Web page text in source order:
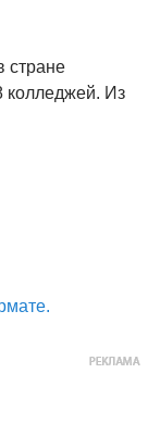
стране
колледжей. Из